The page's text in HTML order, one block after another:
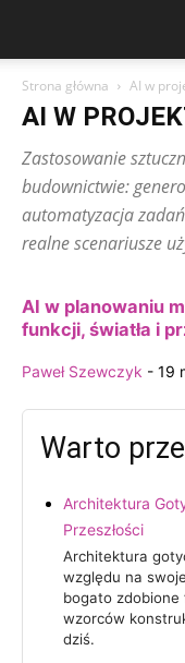
Strona główna AI w
AI W
Zastosowanie
budownictwie:
automatyzacja
realne scenariusze
AI w planowaniu
funkcji, światła i
Paweł Szewczyk - 19
Warto
Architektura
Przeszłości
Architektura
względu na
bogato zdobione
wzorców
dziś.